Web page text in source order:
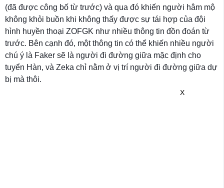
(đã được công bố từ trước) và qua đó khiến người hâm mộ
không khỏi buồn khi không thấy được sự tái hợp của đội
hình huyền thoại ZOFGK như nhiều thông tin đồn đoán từ
trước. Bên cạnh đó, một thông tin có thể khiến nhiều người
chú ý là Faker sẽ là người đi đường giữa mặc định cho
tuyển Hàn, và Zeka chỉ nằm ở vị trí người đi đường giữa dự
bị mà thôi.
X